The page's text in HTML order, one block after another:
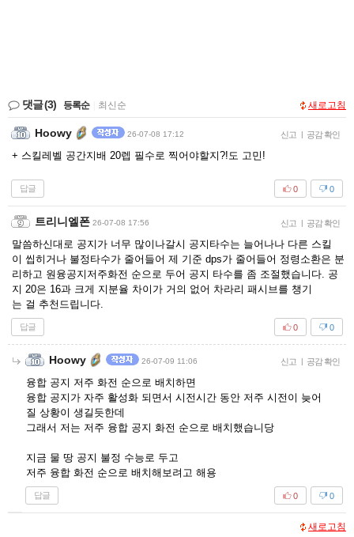
댓글(3) 등록순 최신순 새로고침
Hoowy 26-07-08 17:12 신고 | 공감 확인
+ 스킬레벨 공간지배 20렙 필수로 찍어야할지?!도 고민!
답글 0
0
트리니엘폰 26-07-08 17:56 신고 | 공감 확인
말씀하신대로 공지가 너무 많이나갈시 공지타수는 늘어나나 다른 스킬
이 씹히거나 불정타수가 줄어들어 제 기준 dps가 줄어들어 정령소환은 분
리하고 원융공지저주화전 순으로 두어 공지 타수를 좀 조절했습니다. 공
지 20은 16과 크게 지분율 차이가 거의 없어 차라리 패시브를 챙기
는 걸 추천드립니다.
답글 0
0
Hoowy 26-07-09 11:06 신고 | 공감 확인
융합 공지 저주 화전 순으로 배치하면
융합 공지가 자주 활성화 되면서 시전시간 동안 저주 시전이 늦어
질 상황이 생길듯한데
그래서 저는 저주 융합 공지 화전 순으로 배치했습니당
지금 물 땅 공지 불정 수능로 두고
저주 융합 화전 순으로 배치해보려고 해용
답글 0
0
새로고침